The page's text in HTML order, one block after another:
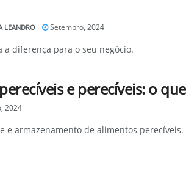
LEANDRO Setembro, 2024
a diferença para o seu negócio.
e perecíveis: o
2024
e armazenamento de alimentos perecíveis.